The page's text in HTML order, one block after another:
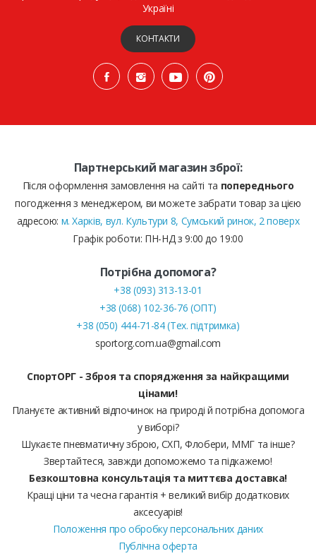
Україні
КОНТАКТИ
Партнерський магазин зброї:
Після оформлення замовлення на сайті та попереднього
погодження з менеджером, ви можете забрати товар за цією
адресою: м. Харків, вул. Культури 8, Сумський ринок, 2 поверх
Графік роботи: ПН-НД з 9:00 до 19:00
Потрібна допомога?
+38 (093) 313-13-01
+38 (068) 102-36-76 (ОПТ)
+38 (050) 444-71-84 (Тех. підтримка)
sportorg.com.ua@gmail.com
СпортОРГ - Зброя та спорядження за найкращими
цінами!
Плануєте активний відпочинок на природі й потрібна допомога
у виборі?
Шукаєте пневматичну зброю, СХП, Флобери, ММГ та інше?
Звертайтеся, завжди допоможемо та підкажемо!
Безкоштовна консультація та миттєва доставка!
Кращі ціни та чесна гарантія + великий вибір додаткових
аксесуарів!
Положення про обробку персональних даних
Публічна оферта